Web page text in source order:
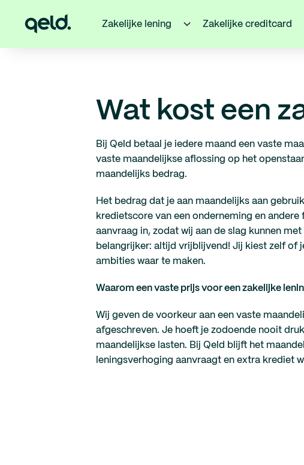
Zakelijke lening Zakelijke creditcard
Wat kost een
Bij Qeld betaal je iedere maand een vaste
vaste maandelijkse aflossing op het
maandelijks bedrag.
Het bedrag dat je aan maandelijks aan
kredietscore van een onderneming en
aanvraag in, zodat wij aan de slag kunnen
belangrijker: altijd vrijblijvend! Jij kiest zelf of
ambities waar te maken.
Waarom een vaste prijs voor een zakelijke
Wij geven de voorkeur aan een vaste
afgeschreven. Je hoeft je zodoende nooit
maandelijkse lasten. Bij Qeld blijft het
leningsverhoging aanvraagt en extra krediet